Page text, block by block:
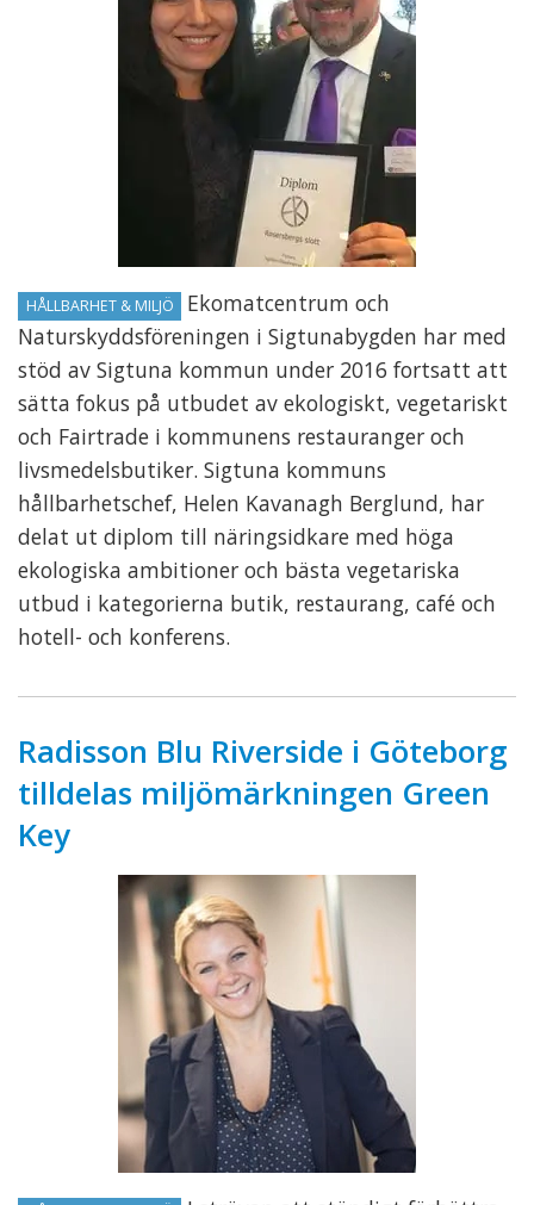
HÅLLBARHET & MILJÖ
Ekomatcentrum och
Naturskyddsföreningen i Sigtunabygden har med
stöd av Sigtuna kommun under 2016 fortsatt att
sätta fokus på utbudet av ekologiskt, vegetariskt
och Fairtrade i kommunens restauranger och
livsmedelsbutiker. Sigtuna kommuns
hållbarhetschef, Helen Kavanagh Berglund, har
delat ut diplom till näringsidkare med höga
ekologiska ambitioner och bästa vegetariska
utbud i kategorierna butik, restaurang, café och
hotell- och konferens.
Radisson Blu Riverside i Göteborg
tilldelas miljömärkningen Green
Key